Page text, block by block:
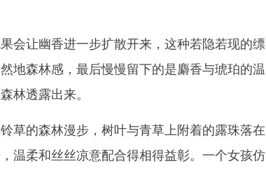
会让幽香进一步扩散开来，这种若隐若现的缥
地森林感，最后慢慢留下的是麝香与琥珀的温
林透露出来。
草的森林漫步，树叶与青草上附着的露珠落在
温柔和丝丝凉意配合得相得益彰。一个女孩仿